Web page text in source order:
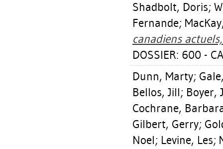
Shadbolt, Doris;
Fernande;
canadiens
DOSSIER: 600 -
Dunn, Marty;
Bellos, Jill; Boyer,
Cochrane,
Gilbert, Gerry;
Noel; Levine, Les;